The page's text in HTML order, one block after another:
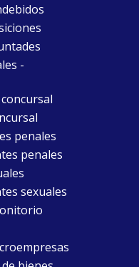
-
penales
penales
sexuales